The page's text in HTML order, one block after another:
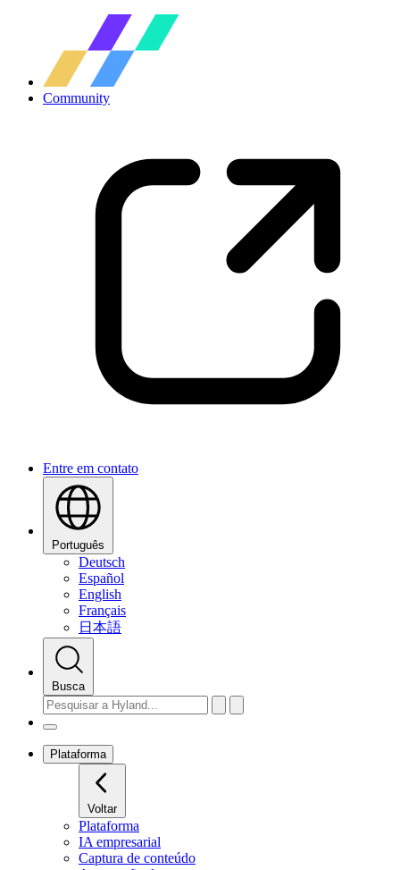
Community
Entre em contato
Português
Deutsch
Español
English
Français
日本語
Busca
Plataforma
Voltar
Plataforma
IA empresarial
Captura de conteúdo